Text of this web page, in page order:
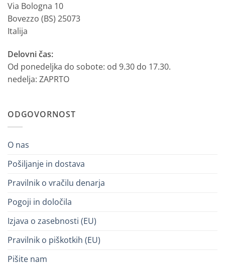
Via Bologna 10
Bovezzo (BS) 25073
Italija
Delovni čas:
Od ponedeljka do sobote: od 9.30 do 17.30.
nedelja: ZAPRTO
ODGOVORNOST
O nas
Pošiljanje in dostava
Pravilnik o vračilu denarja
Pogoji in določila
Izjava o zasebnosti (EU)
Pravilnik o piškotkih (EU)
Pišite nam